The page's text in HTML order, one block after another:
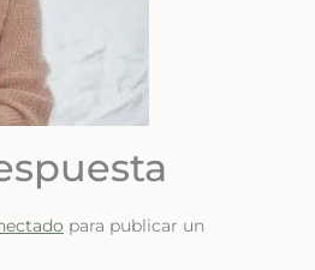
para publicar un